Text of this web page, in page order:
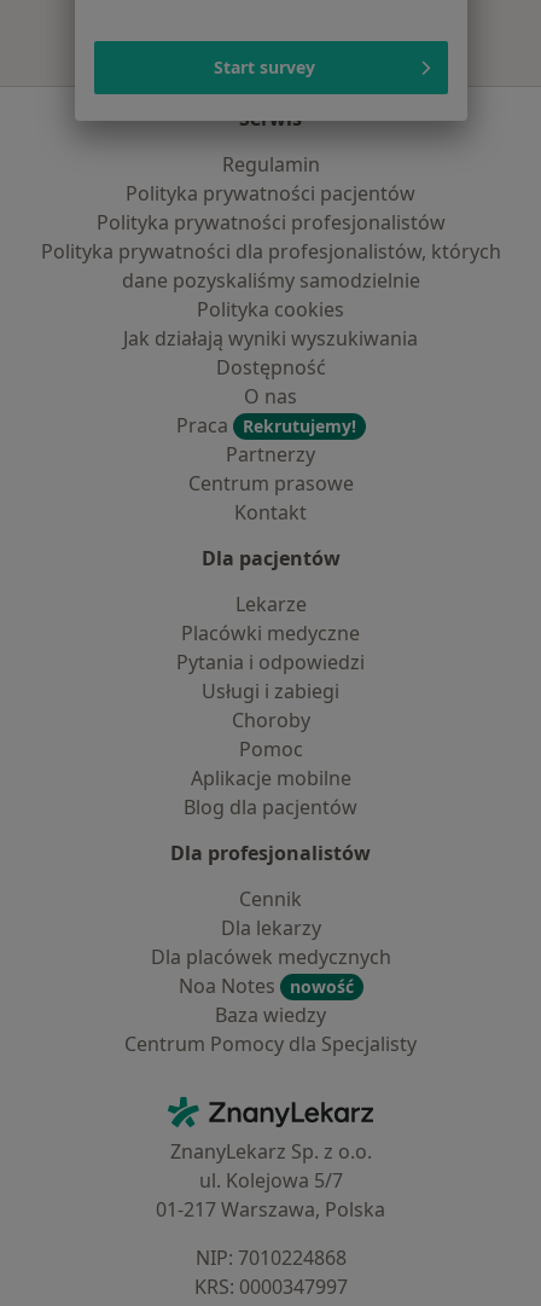
Serwis
Regulamin
Polityka prywatności pacjentów
Polityka prywatności profesjonalistów
Polityka prywatności dla profesjonalistów, których
dane pozyskaliśmy samodzielnie
Polityka cookies
Jak działają wyniki wyszukiwania
Dostępność
O nas
Praca
Rekrutujemy!
Partnerzy
Centrum prasowe
Kontakt
Dla pacjentów
Lekarze
Placówki medyczne
Pytania i odpowiedzi
Usługi i zabiegi
Choroby
Pomoc
Aplikacje mobilne
Blog dla pacjentów
Dla profesjonalistów
Cennik
Dla lekarzy
Dla placówek medycznych
Noa Notes
nowość
Baza wiedzy
Centrum Pomocy dla Specjalisty
ZnanyLekarz - Strona główna
ZnanyLekarz Sp. z o.o.
ul. Kolejowa 5/7
01-217 Warszawa, Polska
NIP: ⁠7010224868
KRS: ⁠0000347997
Start survey